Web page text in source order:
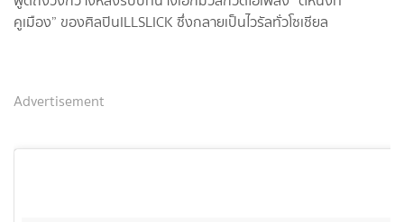
คูเมือง” ของศิลปินILLSLICK ซึ่งกลายเป็นไวรัลทั่วโซเชียล
Advertisement